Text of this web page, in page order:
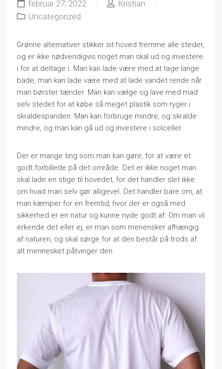
februar 27, 2022
Kristian
Uncategorized
Grønne alternativer stikker sit hoved fremme alle steder,
og er ikke nødvendigvis noget man skal ud og investere
i for at deltage i. Man kan lade være med at tage lange
bade, man kan lade være med at lade vandet rende når
man børster tænder. Man kan vælge og lave med mad
selv stedet for at købe så meget plastik som ryger i
skraldespanden. Man kan forbruge mindre, og skralde
mindre, og man kan gå ud og investere i solceller.
Der er mange ting som man kan gøre, for at være et
godt forbillede på det område. Det er ikke noget man
skal lade en stige til hovedet, for det handler slet ikke
om hvad man selv gør alligevel. Det handler bare om, at
man kæmper for en fremtid, hvor der er også med
sikkerhed er en natur og kunne nyde godt af. Om man vil
erkende det eller ej, er man som menensker afhængig
af naturen, og skal sørge for at den består på trods af
alt mennesket påtvinger den.